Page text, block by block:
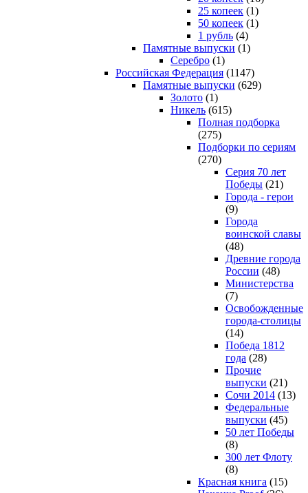
25 копеек (1)
50 копеек (1)
1 рубль (4)
Памятные выпуски (1)
Серебро (1)
Российская Федерация (1147)
Памятные выпуски (629)
Золото (1)
Никель (615)
Полная подборка
(275)
Подборки по сериям
(270)
Серия 70 лет
Победы (21)
Города - герои
(9)
Города
воинской славы
(48)
Древние города
России (48)
Министерства
(7)
Освобожденные
города-столицы
(14)
Победа 1812
года (28)
Прочие
выпуски (21)
Сочи 2014 (13)
Федеральные
выпуски (45)
50 лет Победы
(8)
300 лет Флоту
(8)
Красная книга (15)